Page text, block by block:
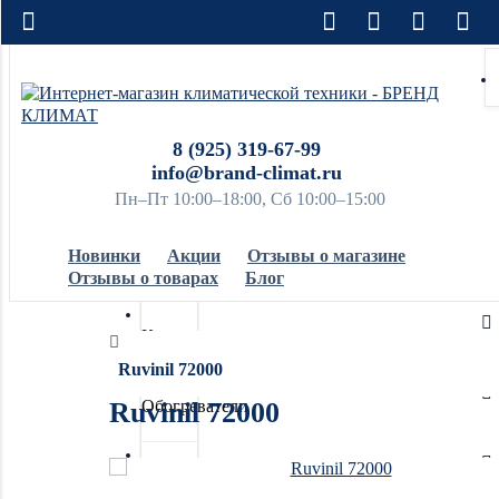
8 (925) 319-67-99
info@brand-climat.ru
Пн–Пт 10:00–18:00, Сб 10:00–15:00
Новинки Акции
Отзывы о магазине
Отзывы о товарах
Блог
Кондиционеры
Обогреватели
Ruvinil 72000
Ruvinil 72000